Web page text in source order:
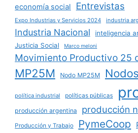
economía social Entrevistas
Expo Industrias y Servicios 2024 industria
Industria Nacional inteligencia
Justicia Social Marco meloni
Movimiento Productivo 25
MP25M Nodo MP25M Nodos
política industrial políticas públicas
producción argentina producción
Producción y Trabajo PymeCoop